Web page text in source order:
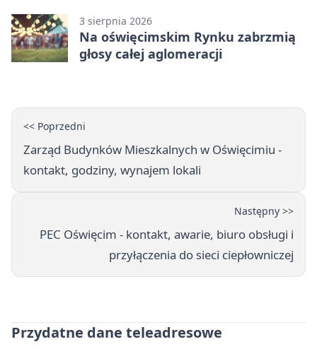
3 sierpnia 2026
Na oświęcimskim Rynku zabrzmią
głosy całej aglomeracji
<< Poprzedni
Zarząd Budynków Mieszkalnych w Oświęcimiu -
kontakt, godziny, wynajem lokali
Następny >>
PEC Oświęcim - kontakt, awarie, biuro obsługi i
przyłączenia do sieci ciepłowniczej
Przydatne dane teleadresowe